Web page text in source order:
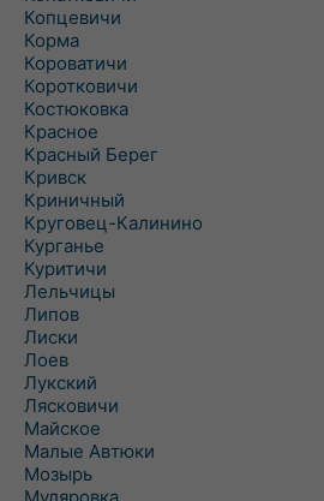
Копцевичи
Корма
Короватичи
Коротковичи
Костюковка
Красное
Красный Берег
Кривск
Криничный
Круговец-Калинино
Курганье
Куритичи
Лельчицы
Липов
Лиски
Лоев
Лукский
Лясковичи
Майское
Малые Автюки
Мозырь